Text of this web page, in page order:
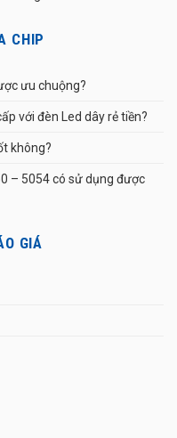
CHIP
ưu chuộng?
với đèn Led dây rẻ tiền?
không?
– 5054 có sử dụng được
GIÁ